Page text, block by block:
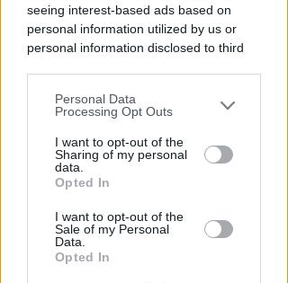
seeing interest-based ads based on
personal information utilized by us or
personal information disclosed to third
You may separately opt-out of the further
disclosure of your personal information
by third parties on the IAB’s list of
downstream participants.
by us to third parties on the IAB’s List of
Downstream Participants that may
further disclose it to other third parties.
Personal Data
Processing Opt Outs
I want to opt-out of the
Sharing of my personal
data.
Opted In
I want to opt-out of the
Sale of my Personal
Data.
Opted In
diRedazione
ECAD, IL 23 OTTOBRE
A Coriano l'incontro
internazionale "contro le